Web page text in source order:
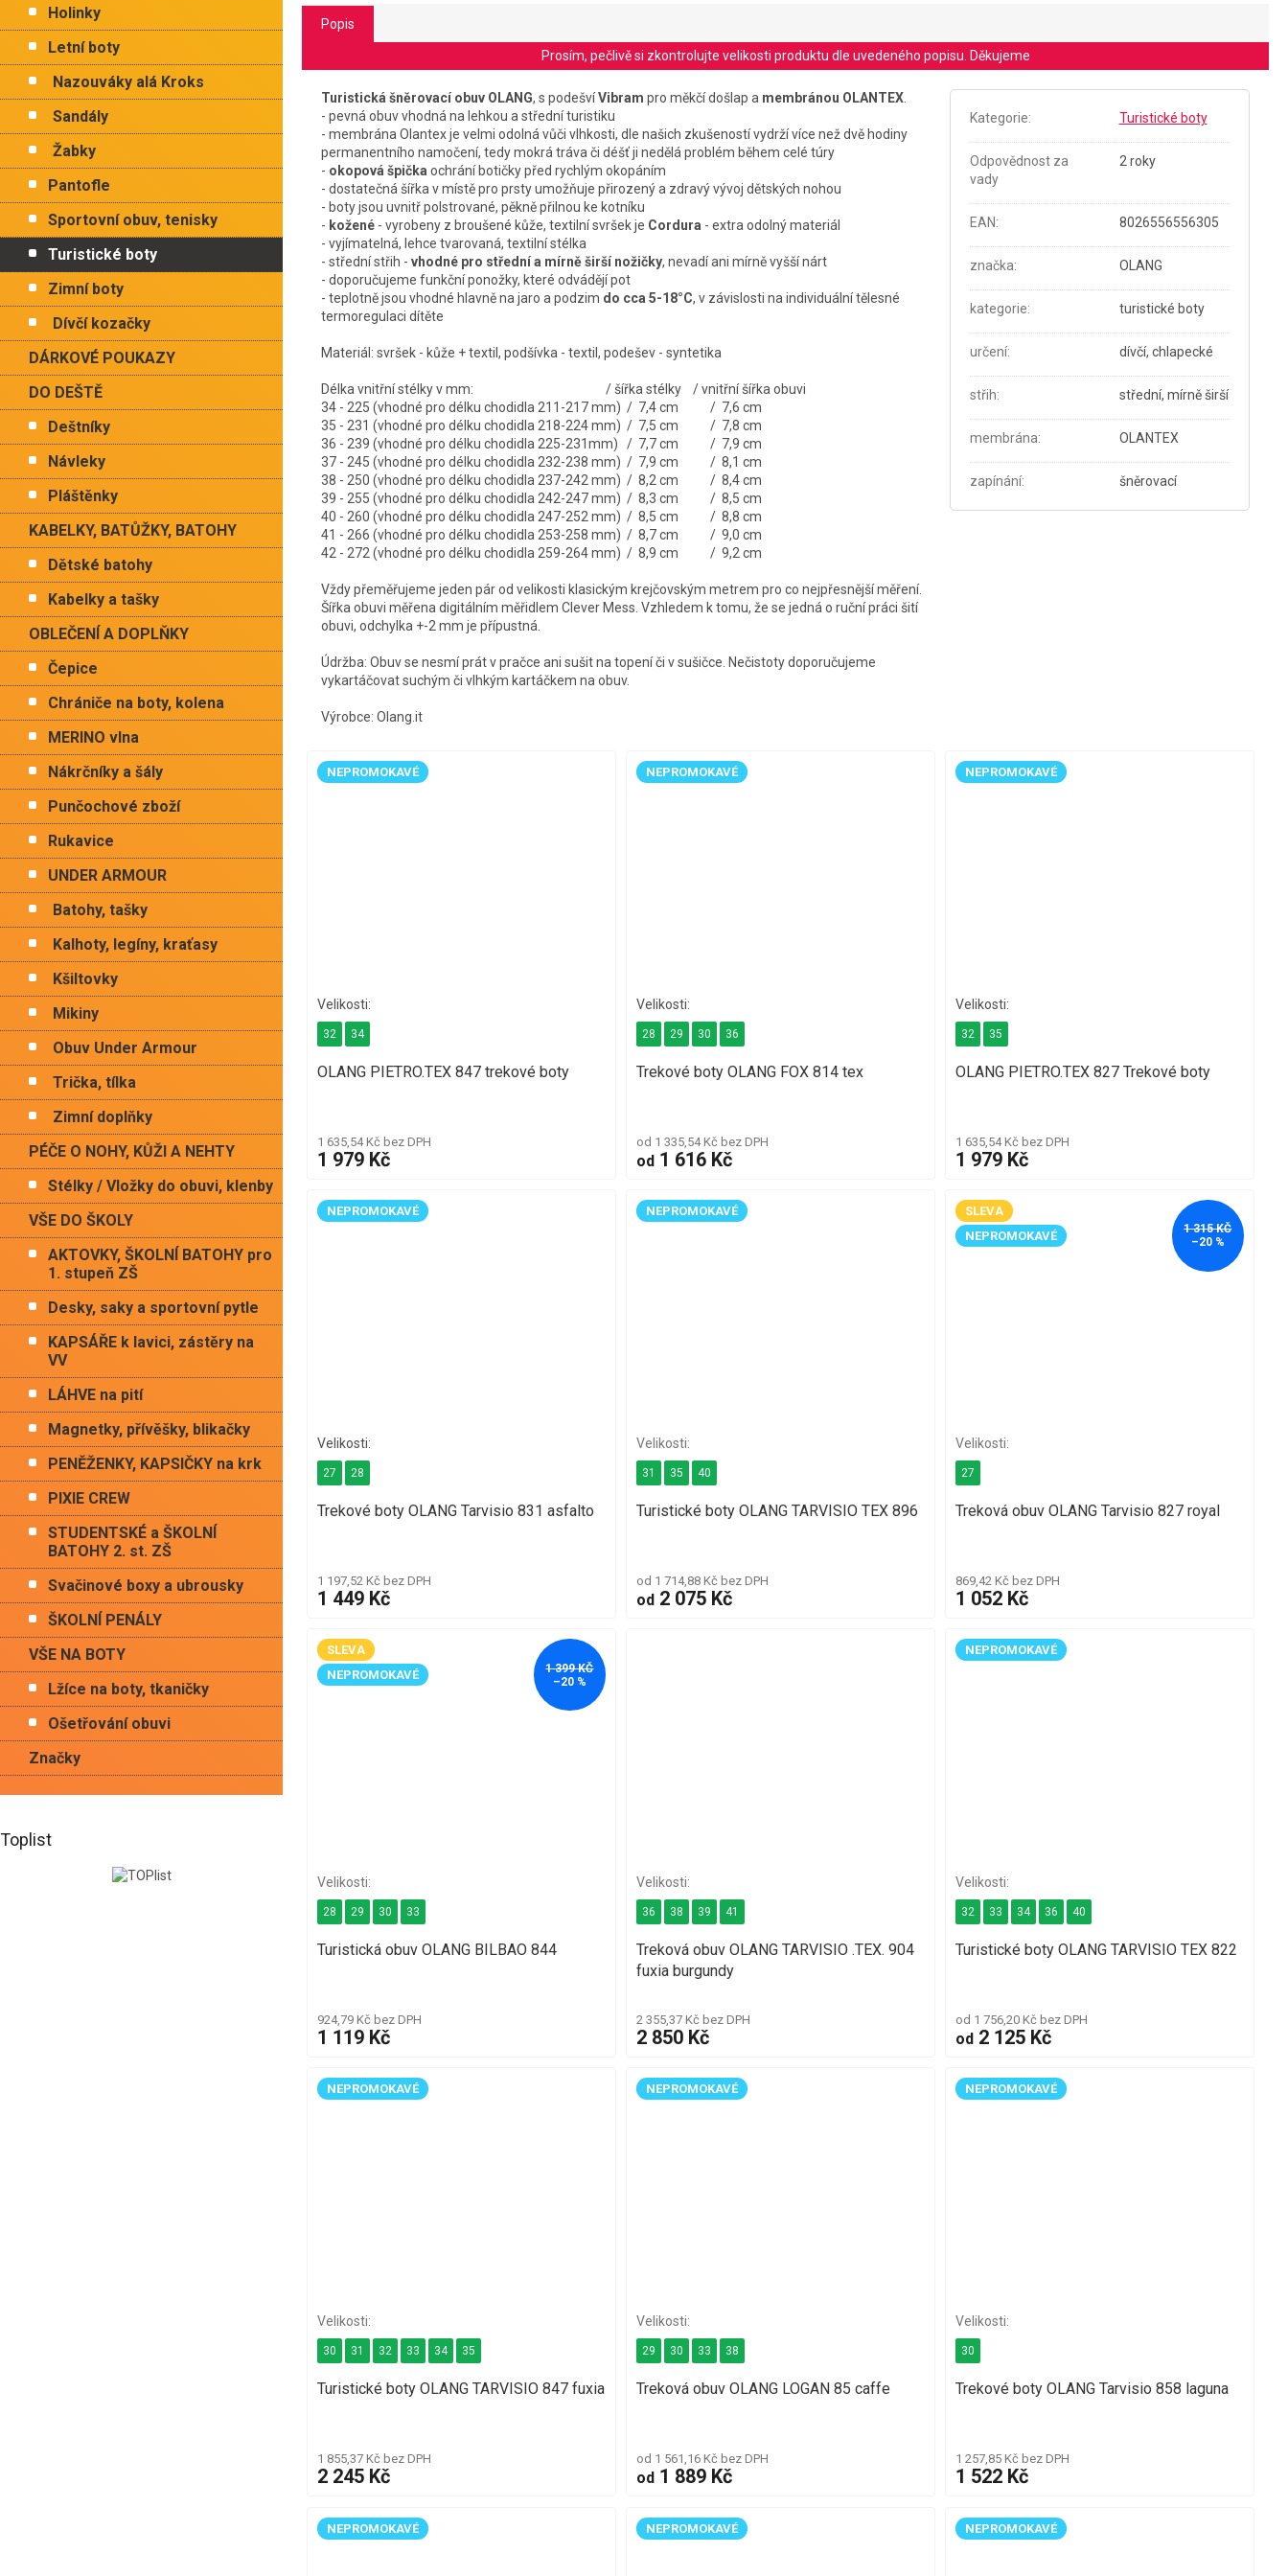
Holinky
Letní boty
Nazouváky alá Kroks
Sandály
Žabky
Pantofle
Sportovní obuv, tenisky
Turistické boty
Zimní boty
Dívčí kozačky
DÁRKOVÉ POUKAZY
DO DEŠTĚ
Deštníky
Návleky
Pláštěnky
KABELKY, BATŮŽKY, BATOHY
Dětské batohy
Kabelky a tašky
OBLEČENÍ A DOPLŇKY
Čepice
Chrániče na boty, kolena
MERINO vlna
Nákrčníky a šály
Punčochové zboží
Rukavice
UNDER ARMOUR
Batohy, tašky
Kalhoty, legíny, kraťasy
Kšiltovky
Mikiny
Obuv Under Armour
Trička, tílka
Zimní doplňky
PÉČE O NOHY, KŮŽI A NEHTY
Stélky / Vložky do obuvi, klenby
VŠE DO ŠKOLY
AKTOVKY, ŠKOLNÍ BATOHY pro
1. stupeň ZŠ
Desky, saky a sportovní pytle
KAPSÁŘE k lavici, zástěry na
VV
LÁHVE na pití
Magnetky, přívěšky, blikačky
PENĚŽENKY, KAPSIČKY na krk
PIXIE CREW
STUDENTSKÉ a ŠKOLNÍ
BATOHY 2. st. ZŠ
Svačinové boxy a ubrousky
ŠKOLNÍ PENÁLY
VŠE NA BOTY
Lžíce na boty, tkaničky
Ošetřování obuvi
Značky
Toplist
Popis
Prosím, pečlivě si zkontrolujte velikosti produktu dle uvedeného popisu. Děkujeme
Turistická šněrovací obuv OLANG, s podešvíVibram pro měkčí došlap a membránou OLANTEX.
- pevná obuv vhodná na lehkou a střední turistiku
- membrána Olantex je velmi odolná vůči vlhkosti, dle našich zkušeností vydrží více než dvě hodiny
permanentního namočení, tedy mokrá tráva či déšť ji nedělá problém během celé túry
- okopová špička ochrání botičky před rychlým okopáním
- dostatečná šířka v místě pro prstyumožňuje přirozený a zdravý vývoj dětských nohou
- boty jsou uvnitř polstrované, pěkně přilnou ke kotníku
- kožené - vyrobeny z broušené kůže, textilní svršek je Cordura - extra odolný materiál
- vyjímatelná, lehce tvarovaná, textilní stélka
- střední střih - vhodné pro střední a mírně širší nožičky, nevadí ani mírně vyšší nárt
- doporučujeme funkční ponožky, které odvádějí pot
- teplotně jsou vhodné hlavně na jaro a podzim do cca 5-18°C, v závislosti na individuální tělesné
termoregulaci dítěte
Materiál: svršek - kůže + textil, podšívka - textil, podešev - syntetika
Délka vnitřní stélky v mm: / šířka stélky / vnitřní šířka obuvi
34 - 225 (vhodné pro délku chodidla 211-217 mm) / 7,4 cm / 7,6 cm
35 - 231 (vhodné pro délku chodidla 218-224 mm) / 7,5 cm / 7,8 cm
36 - 239 (vhodné pro délku chodidla 225-231mm) / 7,7 cm / 7,9 cm
37 - 245 (vhodné pro délku chodidla 232-238 mm) / 7,9 cm / 8,1 cm
38 - 250 (vhodné pro délku chodidla 237-242 mm) / 8,2 cm / 8,4 cm
39 - 255 (vhodné pro délku chodidla 242-247 mm) / 8,3 cm / 8,5 cm
40 - 260 (vhodné pro délku chodidla 247-252 mm) / 8,5 cm / 8,8 cm
41 - 266 (vhodné pro délku chodidla 253-258 mm) / 8,7 cm / 9,0 cm
42 - 272 (vhodné pro délku chodidla 259-264 mm) / 8,9 cm / 9,2 cm
Vždy přeměřujeme jeden pár od velikosti klasickým krejčovským metrem pro co nejpřesnější měření.
Šířka obuvi měřena digitálním měřidlem Clever Mess. Vzhledem k tomu, že se jedná o ruční práci šití
obuvi, odchylka +-2 mm je přípustná.
Údržba: Obuv se nesmí prát v pračce ani sušit na topení či v sušičce. Nečistoty doporučujeme
vykartáčovat suchým či vlhkým kartáčkem na obuv.
Výrobce: Olang.it
Kategorie: Turistické boty
Odpovědnost za
vady
2 roky
EAN: 8026556556305
značka: OLANG
kategorie: turistické boty
určení: dívčí, chlapecké
střih: střední, mírně širší
membrána: OLANTEX
zapínání: šněrovací
NEPROMOKAVÉ
OLANG PIETRO.TEX 847 trekové boty
1 635,54 Kč bez DPH
1 979 Kč
32 34
NEPROMOKAVÉ
Trekové boty OLANG FOX 814 tex
od 1 335,54 Kč bez DPH
od1 616 Kč
28 29 30 36
NEPROMOKAVÉ
OLANG PIETRO.TEX 827 Trekové boty
1 635,54 Kč bez DPH
1 979 Kč
32 35
NEPROMOKAVÉ
Trekové boty OLANG Tarvisio 831 asfalto
1 197,52 Kč bez DPH
1 449 Kč
27 28
NEPROMOKAVÉ
Turistické boty OLANG TARVISIO TEX 896
od 1 714,88 Kč bez DPH
od2 075 Kč
31 35 40
SLEVA
NEPROMOKAVÉ
1 315 KČ
–20 %
Treková obuv OLANG Tarvisio 827 royal
869,42 Kč bez DPH
1 052 Kč
27
SLEVA
NEPROMOKAVÉ
1 399 KČ
–20 %
Turistická obuv OLANG BILBAO 844
924,79 Kč bez DPH
1 119 Kč
28 29 30 33
Treková obuv OLANG TARVISIO .TEX. 904
fuxia burgundy
2 355,37 Kč bez DPH
2 850 Kč
36 38 39 41
NEPROMOKAVÉ
Turistické boty OLANG TARVISIO TEX 822
od 1 756,20 Kč bez DPH
od2 125 Kč
32 33 34 36 40
NEPROMOKAVÉ
Turistické boty OLANG TARVISIO 847 fuxia
1 855,37 Kč bez DPH
2 245 Kč
30 31 32 33 34 35
NEPROMOKAVÉ
Treková obuv OLANG LOGAN 85 caffe
od 1 561,16 Kč bez DPH
od1 889 Kč
29 30 33 38
NEPROMOKAVÉ
Trekové boty OLANG Tarvisio 858 laguna
1 257,85 Kč bez DPH
1 522 Kč
30
NEPROMOKAVÉ NEPROMOKAVÉ NEPROMOKAVÉ